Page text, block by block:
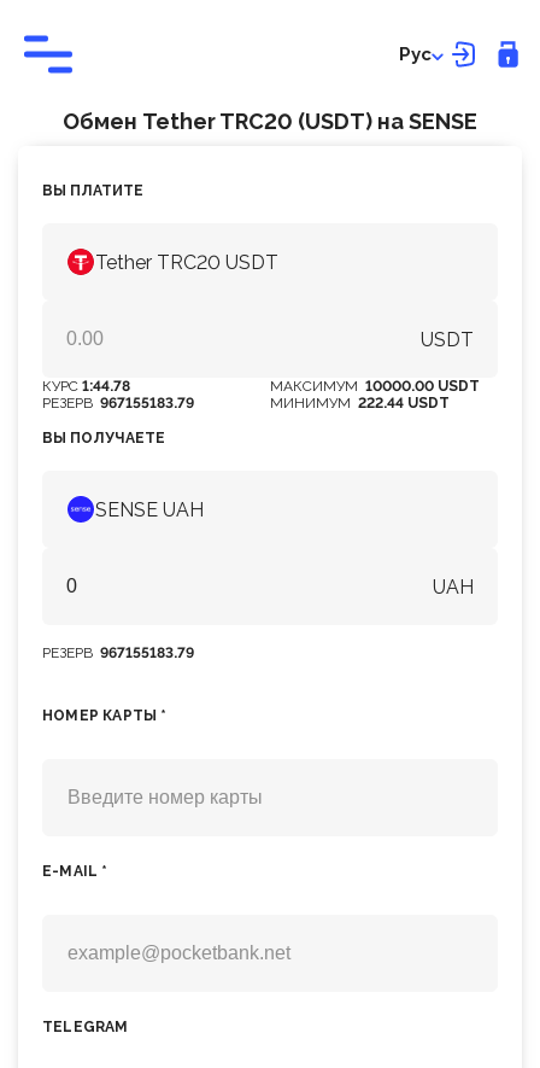
Рус
Обмен Tether TRC20 (USDT) на SENSE
ВЫ ПЛАТИТЕ
Tether TRC20 USDT
USDT
РЕЗЕРВ 967155183.79
КУРС 1:44.78
МИНИМУМ 222.44 USDT
МАКСИМУМ 10000.00 USDT
ВЫ ПОЛУЧАЕТЕ
SENSE UAH
UAH
РЕЗЕРВ 967155183.79
НОМЕР КАРТЫ *
E-MAIL *
TELEGRAM